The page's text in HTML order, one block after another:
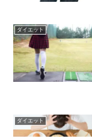
ダイエット
ダイエット